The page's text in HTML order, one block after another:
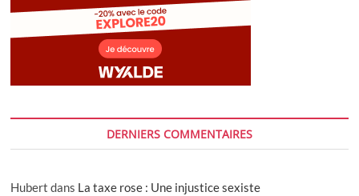
DERNIERS COMMENTAIRES
Hubert dans La taxe rose : Une injustice sexiste